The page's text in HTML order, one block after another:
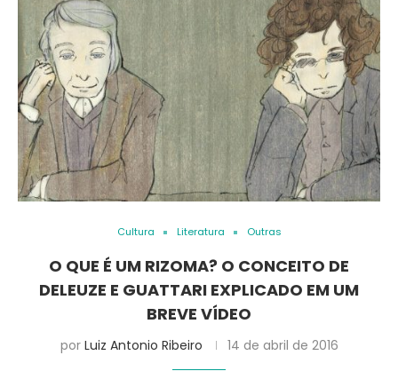
Cultura Literatura Outras
O QUE É UM RIZOMA? O CONCEITO DE
DELEUZE E GUATTARI EXPLICADO EM UM
BREVE VÍDEO
por Luiz Antonio Ribeiro 14 de abril de 2016